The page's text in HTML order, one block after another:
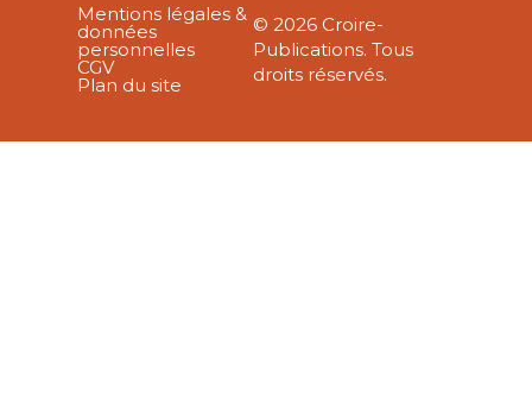
Mentions légales &
données
personnelles
CGV
Plan du site
© 2026 Croire-
Publications. Tous
droits réservés.